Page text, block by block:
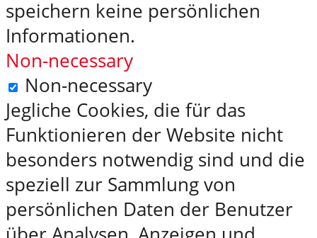
speichern keine persönlichen
Informationen.
Non-necessary
Non-necessary
Jegliche Cookies, die für das
Funktionieren der Website nicht
besonders notwendig sind und die
speziell zur Sammlung von
persönlichen Daten der Benutzer